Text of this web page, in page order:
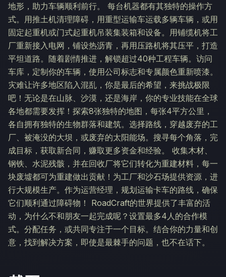
地形，助力车辆顺利前行。 每台机器都有其独特的操作方
式。用推土机清理障碍，用重型运输车运载多辆车辆，或用
固定起重机或门式起重机吊装集装箱和设备。用铺缆机将工
厂重新接入电网，铺设热沥青，再用压路机将其压平，打造
平坦道路。随着剧情推进，解锁超过40种工程车辆。访问
车库，定制你的车辆，使用公司标志和专属颜色重新喷漆。
灾难让许多地区陷入混乱，你是最后的希望，来挑战极限
吧！无论是在山脉、沙漠，还是海岸，你的专业技能在全球
各地都需要发挥！探索8张独特的地图，每张4平方公里，
各自拥有独特的生物群落和建筑。选择路线，穿越废弃的工
厂、被淹没的大坝，或废弃的太阳能场。搜寻每个角落，完
成目标，获取新合同，赚取更多资金和经验。 收集木材、
钢铁、水泥残骸，并在回收厂将它们转化为重建材料，每一
块废墟都可为重建做出贡献！为工厂和沙石场提供资源，进
行大规模生产。作为运营经理，规划运输卡车的路线，确保
它们顺利通过障碍物！ RoadCraft的世界提供了丰富的活
动，为什么不和朋友一起完成呢？设置最多4人的合作模
式。分配任务，或共同专注于一个目标。结合你的力量和创
意，找到解决方案，即使是最棘手的问题，也不在话下。